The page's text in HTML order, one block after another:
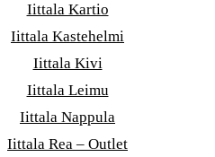
Iittala Kartio
Iittala Kastehelmi
Iittala Kivi
Iittala Leimu
Iittala Nappula
Iittala Rea – Outlet